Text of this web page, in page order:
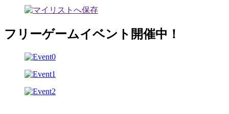
フリーゲームイベント開催中！